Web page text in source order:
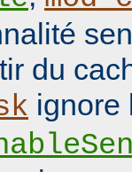
du
ignore